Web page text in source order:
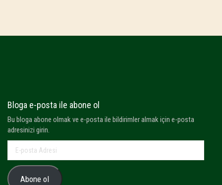
Bloga e-posta ile abone ol
Bu bloga abone olmak ve e-posta ile bildirimler almak için e-posta
adresinizi girin.
posta
Adresi
Abone ol